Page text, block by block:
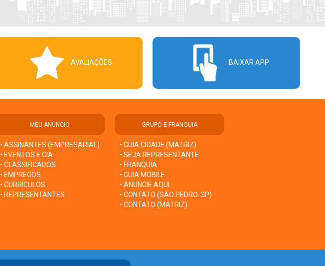
AVALIAÇÕES BAIXAR APP
MEU ANÚNCIO
• ASSINANTES (EMPRESARIAL)
• EVENTOS E CIA
• CLASSIFICADOS
• EMPREGOS
• CURRÍCULOS
• REPRESENTANTES
GRUPO E FRANQUIA
• GUIA CIDADE (MATRIZ)
• SEJA REPRESENTANTE
• FRANQUIA
• GUIA MOBILE
• ANUNCIE AQUI
• CONTATO (SÃO PEDRO-SP)
• CONTATO (MATRIZ)